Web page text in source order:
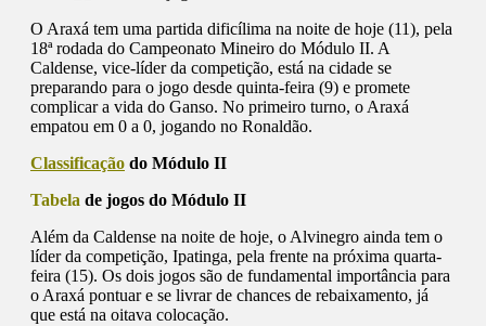
O Araxá tem uma partida dificílima na noite de hoje (11), pela
18ª rodada do Campeonato Mineiro do Módulo II. A
Caldense, vice-líder da competição, está na cidade se
preparando para o jogo desde quinta-feira (9) e promete
complicar a vida do Ganso. No primeiro turno, o Araxá
empatou em 0 a 0, jogando no Ronaldão.
Classificação do Módulo II
Tabela de jogos do Módulo II
Além da Caldense na noite de hoje, o Alvinegro ainda tem o
líder da competição, Ipatinga, pela frente na próxima quarta-
feira (15). Os dois jogos são de fundamental importância para
o Araxá pontuar e se livrar de chances de rebaixamento, já
que está na oitava colocação.